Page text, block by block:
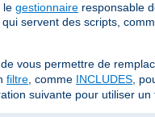
le gestionnaire responsable
servent des scripts,
vous permettre de
filtre, comme INCLUDES,
suivante pour utiliser un